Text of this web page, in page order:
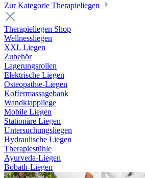
Zur Kategorie Therapieliegen
Therapieliegen Shop
Wellnessliegen
XXL Liegen
Zubehör
Lagerungsrollen
Elektrische Liegen
Osteopathie-Liegen
Koffermassagebank
Wandklappliege
Mobile Liegen
Stationäre Liegen
Untersuchungsliegen
Hydraulische Liegen
Therapiestühle
Ayurveda-Liegen
Bobath-Liegen